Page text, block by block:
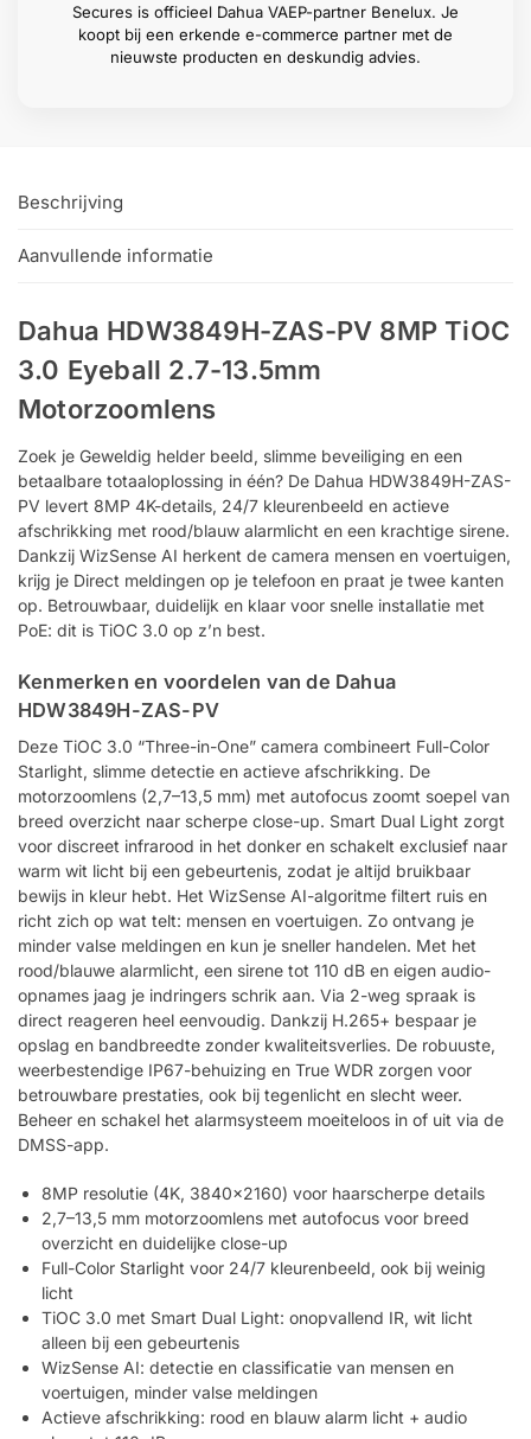
Secures is officieel Dahua VAEP-partner Benelux. Je
koopt bij een erkende e-commerce partner met de
nieuwste producten en deskundig advies.
Beschrijving
Aanvullende informatie
Dahua HDW3849H-ZAS-PV 8MP TiOC
3.0 Eyeball 2.7-13.5mm
Motorzoomlens
Zoek je Geweldig helder beeld, slimme beveiliging en een
betaalbare totaaloplossing in één? De Dahua HDW3849H-ZAS-
PV levert 8MP 4K-details, 24/7 kleurenbeeld en actieve
afschrikking met rood/blauw alarmlicht en een krachtige sirene.
Dankzij WizSense AI herkent de camera mensen en voertuigen,
krijg je Direct meldingen op je telefoon en praat je twee kanten
op. Betrouwbaar, duidelijk en klaar voor snelle installatie met
PoE: dit is TiOC 3.0 op z’n best.
Kenmerken en voordelen van de Dahua
HDW3849H-ZAS-PV
Deze TiOC 3.0 “Three-in-One” camera combineert Full-Color
Starlight, slimme detectie en actieve afschrikking. De
motorzoomlens (2,7–13,5 mm) met autofocus zoomt soepel van
breed overzicht naar scherpe close-up. Smart Dual Light zorgt
voor discreet infrarood in het donker en schakelt exclusief naar
warm wit licht bij een gebeurtenis, zodat je altijd bruikbaar
bewijs in kleur hebt. Het WizSense AI-algoritme filtert ruis en
richt zich op wat telt: mensen en voertuigen. Zo ontvang je
minder valse meldingen en kun je sneller handelen. Met het
rood/blauwe alarmlicht, een sirene tot 110 dB en eigen audio-
opnames jaag je indringers schrik aan. Via 2-weg spraak is
direct reageren heel eenvoudig. Dankzij H.265+ bespaar je
opslag en bandbreedte zonder kwaliteitsverlies. De robuuste,
weerbestendige IP67-behuizing en True WDR zorgen voor
betrouwbare prestaties, ook bij tegenlicht en slecht weer.
Beheer en schakel het alarmsysteem moeiteloos in of uit via de
DMSS-app.
8MP resolutie (4K, 3840×2160) voor haarscherpe details
2,7–13,5 mm motorzoomlens met autofocus voor breed
overzicht en duidelijke close-up
Full-Color Starlight voor 24/7 kleurenbeeld, ook bij weinig
licht
TiOC 3.0 met Smart Dual Light: onopvallend IR, wit licht
alleen bij een gebeurtenis
WizSense AI: detectie en classificatie van mensen en
voertuigen, minder valse meldingen
Actieve afschrikking: rood en blauw alarm licht + audio